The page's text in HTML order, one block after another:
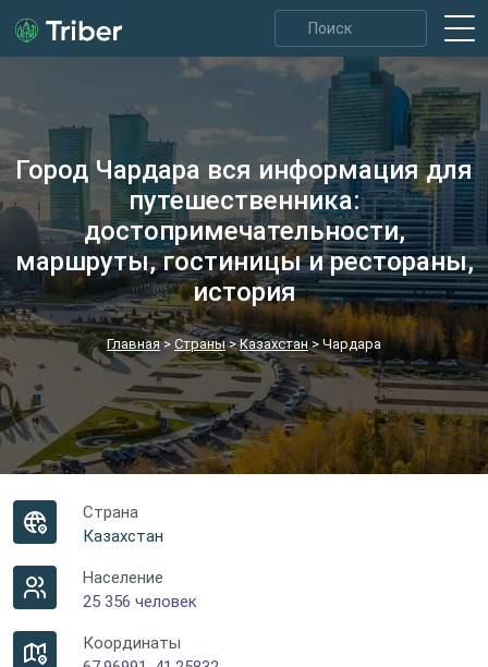
Город Чардара вся информация для
путешественника:
достопримечательности,
маршруты, гостиницы и рестораны,
история
Главная> Страны>Казахстан> Чардара
Страна
Казахстан
Население
25 356 человек
Координаты